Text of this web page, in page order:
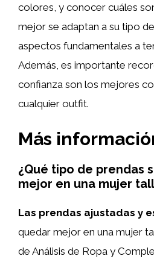
colores, y conocer cuáles
mejor se adaptan a su tipo
aspectos fundamentales a
Además, es importante
confianza son los mejores
cualquier outfit.
Más
¿Qué tipo de prendas
mejor en una mujer
Las prendas ajustadas y
quedar mejor en una mujer
de Análisis de Ropa y